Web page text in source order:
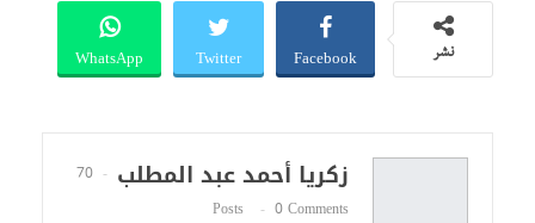
نشر Facebook
Twitter
WhatsApp
زكريا أحمد عبد المطلب
70
Posts
0 Comments